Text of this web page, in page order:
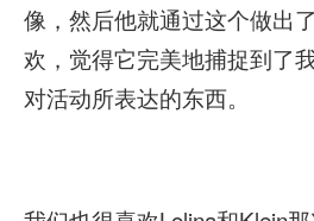
像，然后他就通过这个做出
欢，觉得它完美地捕捉到了
对活动所表达的东西。